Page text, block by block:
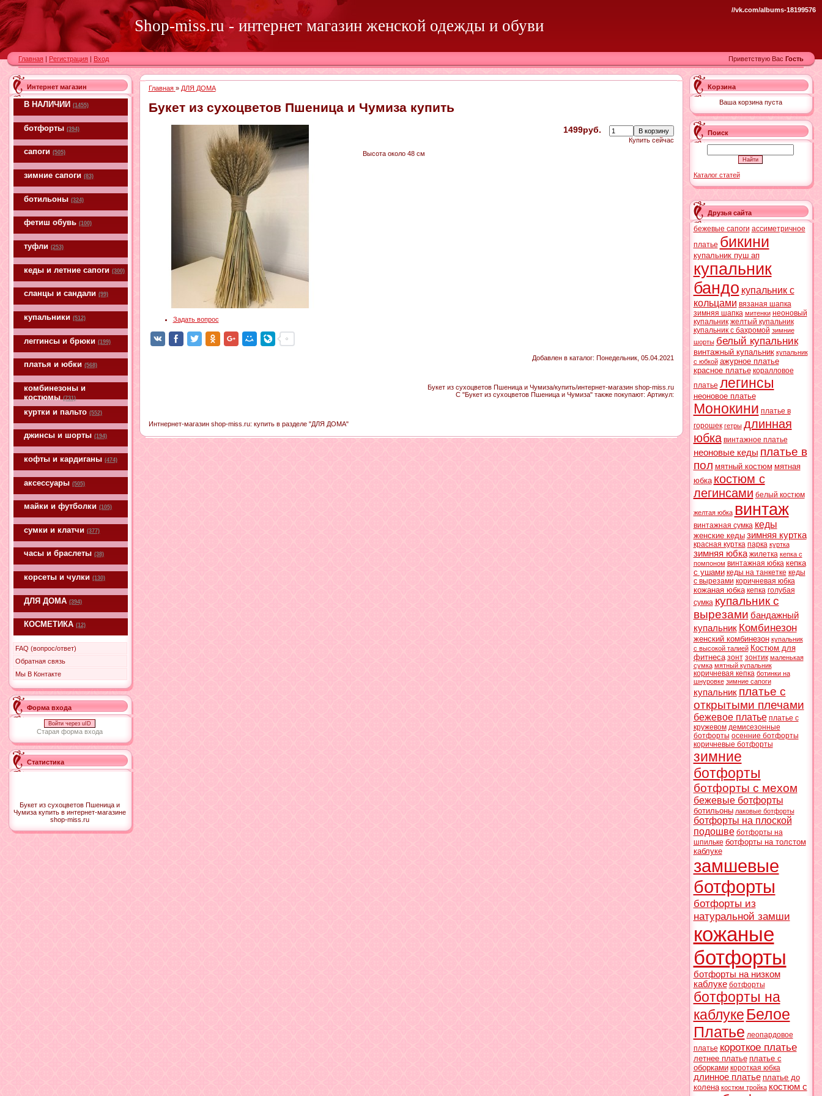
Shop-miss.ru - интернет магазин женской одежды и обуви
//vk.com/albums-18199576
Главная | Регистрация | Вход Приветствую Вас Гость
Интернет магазин
В НАЛИЧИИ(1455)
ботфорты(394)
сапоги(505)
зимние сапоги(83)
ботильоны(324)
фетиш обувь(100)
туфли(253)
кеды и летние сапоги(300)
сланцы и сандали(99)
купальники(512)
леггинсы и брюки(199)
платья и юбки(568)
комбинезоны и
костюмы(731)
куртки и пальто(552)
джинсы и шорты(194)
кофты и кардиганы(474)
аксессуары(505)
майки и футболки(105)
сумки и клатчи(377)
часы и браслеты(38)
корсеты и чулки(130)
ДЛЯ ДОМА(394)
КОСМЕТИКА(12)
FAQ (вопрос/ответ)
Обратная связь
Мы В Контакте
Форма входа
Войти через uID
Старая форма входа
Статистика
Букет из сухоцветов Пшеница и
Чумиза купить в интернет-магазине
shop-miss.ru
Главная » ДЛЯ ДОМА
Букет из сухоцветов Пшеница и Чумиза купить
1499руб.
Высота около 48 см
Купить сейчас
Задать вопрос
Добавлен в каталог: Понедельник, 05.04.2021
Букет из сухоцветов Пшеница и Чумиза/купить/интернет-магазин shop-miss.ru
С "Букет из сухоцветов Пшеница и Чумиза" также покупают: Артикул:
Интнернет-магазин shop-miss.ru: купить в разделе "ДЛЯ ДОМА"
Корзина
Ваша корзина пуста
Поиск
Каталог статей
Друзья сайта
бежевые сапоги ассиметричное
платье бикини
купальник пуш ап
купальник
бандо купальник с
кольцами вязаная шапка
зимняя шапка митенки неоновый
купальник желтый купальник
купальник с бахромой зимние
шорты белый купальник
винтажный купальник купальник
с юбкой ажурное платье
красное платье коралловое
платье легинсы
неоновое платье
Монокини платье в
горошек гетры длинная
юбка винтажное платье
неоновые кеды платье в
пол мятный костюм мятная
юбка костюм с
легинсами белый костюм
желтая юбка винтаж
винтажная сумка кеды
женские кеды зимняя куртка
красная куртка парка куртка
зимняя юбка жилетка кепка с
помпоном винтажная юбка кепка
с ушами кеды на танкетке кеды
с вырезами коричневая юбка
кожаная юбка кепка голубая
сумка купальник с
вырезами бандажный
купальник Комбинезон
женский комбинезон купальник
с высокой талией Костюм для
фитнеса зонт зонтик маленькая
сумка мятный купальник
коричневая кепка ботинки на
шнуровке зимние сапоги
купальник платье с
открытыми плечами
бежевое платье платье с
кружевом демисезонные
ботфорты осенние ботфорты
коричневые ботфорты
зимние
ботфорты
ботфорты с мехом
бежевые ботфорты
ботильоны лаковые ботфорты
ботфорты на плоской
подошве ботфорты на
шпильке ботфорты на толстом
каблуке
замшевые
ботфорты
ботфорты из
натуральной замши
кожаные
ботфорты
ботфорты на низком
каблуке ботфорты
ботфорты на
каблуке Белое
Платье леопардовое
платье короткое платье
летнее платье платье с
оборками короткая юбка
длинное платье платье до
колена костюм тройка костюм с